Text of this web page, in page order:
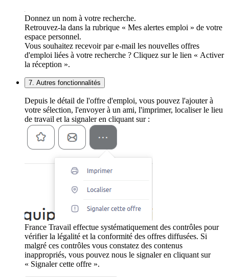
Donnez un nom à votre recherche.
Retrouvez-la dans la rubrique « Mes alertes emploi » de votre
espace personnel.
Vous souhaitez recevoir par e-mail les nouvelles offres
d'emploi liées à votre recherche ? Cliquez sur le lien « Activer
la réception ».
7. Autres fonctionnalités
Depuis le détail de l'offre d'emploi, vous pouvez l'ajouter à
votre sélection, l'envoyer à un ami, l'imprimer, localiser le lieu
de travail et la signaler en cliquant sur :
France Travail effectue systématiquement des contrôles pour
vérifier la légalité et la conformité des offres diffusées. Si
malgré ces contrôles vous constatez des contenus
inappropriés, vous pouvez nous le signaler en cliquant sur
« Signaler cette offre ».